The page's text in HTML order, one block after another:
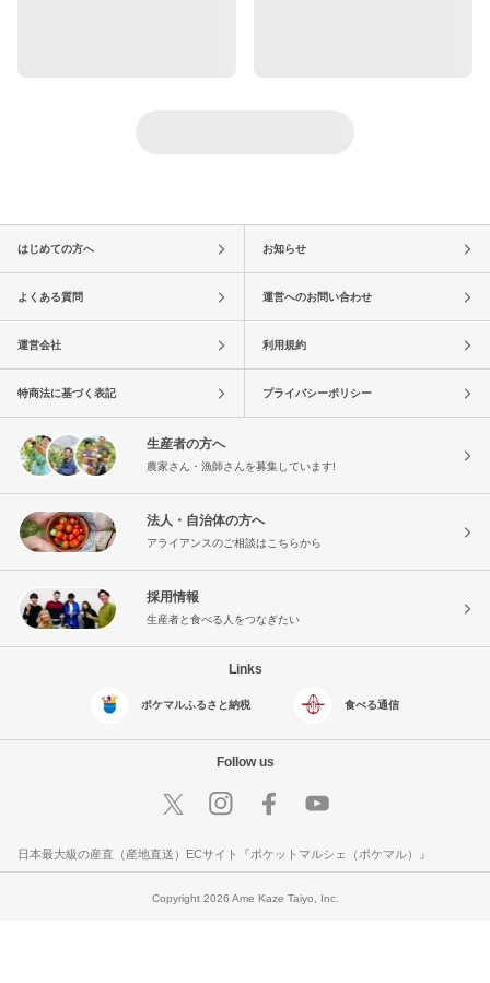
はじめての方へ お知らせ
よくある質問 運営へのお問い合わせ
運営会社 利用規約
特商法に基づく表記 プライバシーポリシー
生産者の方へ
農家さん・漁師さんを募集しています!
法人・自治体の方へ
アライアンスのご相談はこちらから
採用情報
生産者と食べる人をつなぎたい
Links
ポケマルふるさと納税 食べる通信
Follow us
日本最大級の産直（産地直送）ECサイト『ポケットマルシェ（ポケマル）』
Copyright 2026 Ame Kaze Taiyo, Inc.